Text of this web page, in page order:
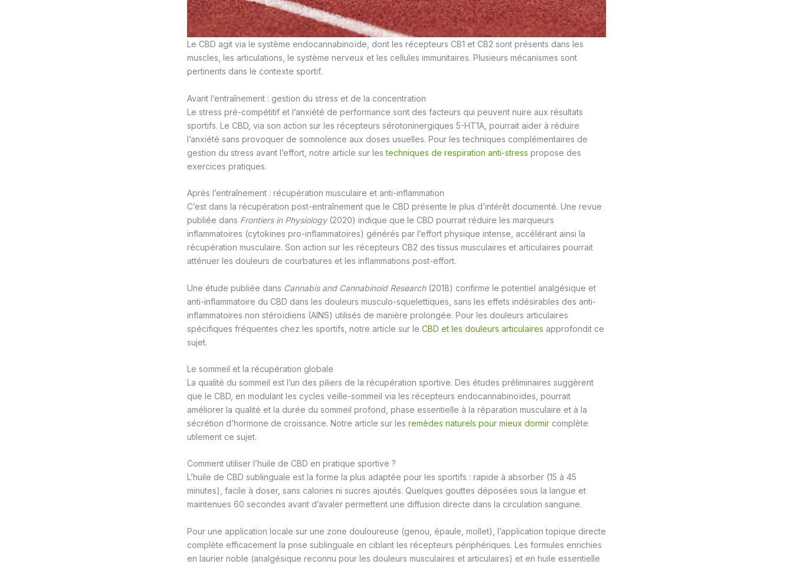
Le CBD agit via le système endocannabinoïde, dont les récepteurs CB1 et CB2 sont présents dans les
muscles, les articulations, le système nerveux et les cellules immunitaires. Plusieurs mécanismes sont
pertinents dans le contexte sportif.
Avant l’entraînement : gestion du stress et de la concentration
Le stress pré-compétitif et l’anxiété de performance sont des facteurs qui peuvent nuire aux résultats
sportifs. Le CBD, via son action sur les récepteurs sérotoninergiques 5-HT1A, pourrait aider à réduire
l’anxiété sans provoquer de somnolence aux doses usuelles. Pour les techniques complémentaires de
gestion du stress avant l’effort, notre article sur lestechniques de respiration anti-stress propose des
exercices pratiques.
Après l’entraînement : récupération musculaire et anti-inflammation
C’est dans la récupération post-entraînement que le CBD présente le plus d’intérêt documenté. Une revue
publiée dans Frontiers in Physiology(2020) indique que le CBD pourrait réduire les marqueurs
inflammatoires (cytokines pro-inflammatoires) générés par l’effort physique intense, accélérant ainsi la
récupération musculaire. Son action sur les récepteurs CB2 des tissus musculaires et articulaires pourrait
atténuer les douleurs de courbatures et les inflammations post-effort.
Une étude publiée dans Cannabis and Cannabinoid Research(2018) confirme le potentiel analgésique et
anti-inflammatoire du CBD dans les douleurs musculo-squelettiques, sans les effets indésirables des anti-
inflammatoires non stéroïdiens (AINS) utilisés de manière prolongée. Pour les douleurs articulaires
spécifiques fréquentes chez les sportifs, notre article sur le CBD et les douleurs articulaires approfondit ce
sujet.
Le sommeil et la récupération globale
La qualité du sommeil est l’un des piliers de la récupération sportive. Des études préliminaires suggèrent
que le CBD, en modulant les cycles veille-sommeil via les récepteurs endocannabinoïdes, pourrait
améliorer la qualité et la durée du sommeil profond, phase essentielle à la réparation musculaire et à la
sécrétion d’hormone de croissance. Notre article sur les remèdes naturels pour mieux dormir complète
utilement ce sujet.
Comment utiliser l’huile de CBD en pratique sportive ?
L’huile de CBD sublinguale est la forme la plus adaptée pour les sportifs : rapide à absorber (15 à 45
minutes), facile à doser, sans calories ni sucres ajoutés. Quelques gouttes déposées sous la langue et
maintenues 60 secondes avant d’avaler permettent une diffusion directe dans la circulation sanguine.
Pour une application locale sur une zone douloureuse (genou, épaule, mollet), l’application topique directe
complète efficacement la prise sublinguale en ciblant les récepteurs périphériques. Les formules enrichies
en laurier noble (analgésique reconnu pour les douleurs musculaires et articulaires) et en huile essentielle